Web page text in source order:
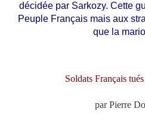
décidée par Sarkozy. Cette
Peuple Français mais aux
que la
Soldats Français
par Pierre